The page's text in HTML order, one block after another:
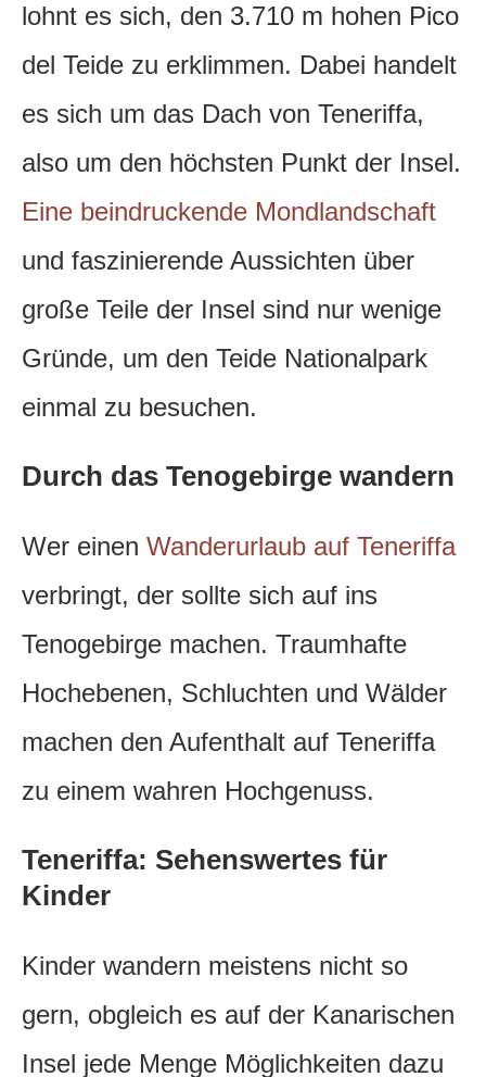
lohnt es sich, den 3.710 m hohen Pico
del Teide zu erklimmen. Dabei handelt
es sich um das Dach von Teneriffa,
also um den höchsten Punkt der Insel.
Eine beindruckende Mondlandschaft
und faszinierende Aussichten über
große Teile der Insel sind nur wenige
Gründe, um den Teide Nationalpark
einmal zu besuchen.
Durch das Tenogebirge wandern
Wer einen Wanderurlaub auf Teneriffa
verbringt, der sollte sich auf ins
Tenogebirge machen. Traumhafte
Hochebenen, Schluchten und Wälder
machen den Aufenthalt auf Teneriffa
zu einem wahren Hochgenuss.
Teneriffa: Sehenswertes für
Kinder
Kinder wandern meistens nicht so
gern, obgleich es auf der Kanarischen
Insel jede Menge Möglichkeiten dazu